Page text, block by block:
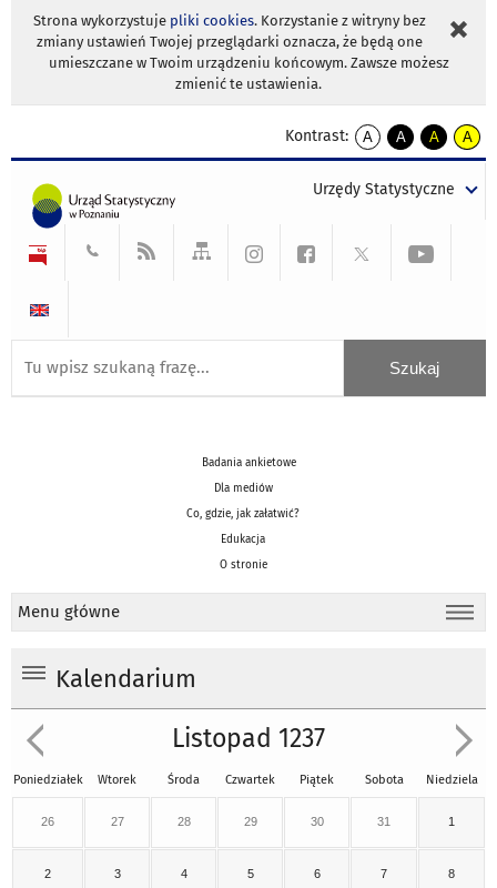
Strona wykorzystuje pliki cookies. Korzystanie z witryny bez
zmiany ustawień Twojej przeglądarki oznacza, że będą one
umieszczane w Twoim urządzeniu końcowym. Zawsze możesz
zmienić te ustawienia.
Kontrast:
A
kontrast
A
kontrast
tekst
czarnym
A
kontrast
tekst
czarnym
A
tekst
żółtym
Urzędy Statystyczne
Badania ankietowe
Dla mediów
Co, gdzie, jak załatwić?
Edukacja
O stronie
Menu główne
Kalendarium
Listopad 1237
Poniedziałek Wtorek Środa Czwartek Piątek Sobota Niedziela
26 27 28 29 30 31 1
2 3 4 5 6 7 8